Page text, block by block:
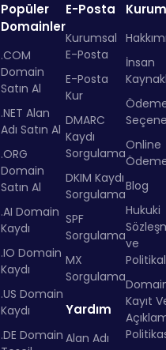
Popüler
Domainler
.COM
Domain
Satın Al
.NET Alan
Adı Satın Al
.ORG
Domain
Satın Al
.AI Domain
Kaydı
.IO Domain
Kaydı
.US Domain
Kaydı
.DE Domain
E-Posta
Kurumsal
E-Posta
E-Posta
Kur
DMARC
Kaydı
Sorgulama
DKIM Kaydı
Sorgulama
SPF
Sorgulama
MX
Sorgulama
Yardım
Alan Adı
İnsan
Online
Blog
Hukuki
ve
Kayıt